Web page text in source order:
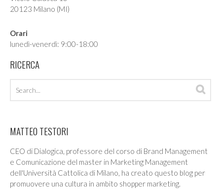
20123 Milano (MI)
Orari
lunedì-venerdì: 9:00-18:00
RICERCA
MATTEO TESTORI
CEO di Dialogica, professore del corso di Brand Management
e Comunicazione del master in Marketing Management
dell'Università Cattolica di Milano, ha creato questo blog per
promuovere una cultura in ambito shopper marketing.